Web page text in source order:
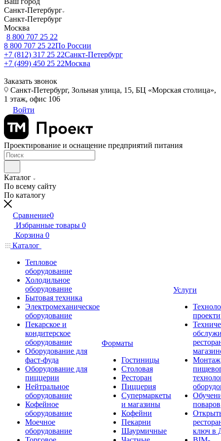
Санкт-Петербург
Санкт-Петербург
Москва
8 800 707 25 22
8 800 707 25 22По России
+7 (812) 317 25 22Санкт-Петербург
+7 (499) 450 25 22Москва
Заказать звонок
Санкт-Петербург, Зольная улица, 15, БЦ «Морская столица»,
1 этаж, офис 106
Войти
Проектирование и оснащение предприятий питания
Каталог
По всему сайту
По каталогу
Сравнение0
Избранные товары 0
Корзина 0
Каталог
Тепловое
оборудование
Холодильное
оборудование
Бытовая техника
Электромеханическое
оборудование
Пекарское и
кондитерское
оборудование
Оборудование для
фаст-фуда
Оборудование для
пиццерии
Нейтральное
оборудование
Кофейное
оборудование
Моечное
оборудование
Форматы
Гостиницы
Столовая
Ресторан
Пиццерия
Супермаркеты
и магазины
Кофейни
Пекарни
Шаурмичные
Услуги
Монтаж
поваров
ключ в